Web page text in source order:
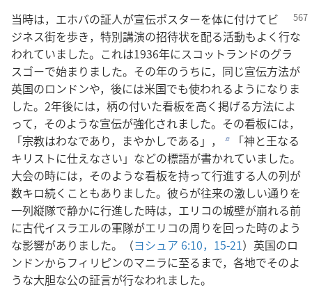
当時は，エホバの証人が宣伝ポスターを体に付けてビ
ジネス街を歩き，特別講演の招待状を配る活動もよく行な
われていました。これは1936年にスコットランドのグラ
スゴーで始まりました。その年のうちに，同じ宣伝方法が
英国のロンドンや，後には米国でも使われるようになりま
した。2年後には，柄の付いた看板を高く掲げる方法によ
って，そのような宣伝が強化されました。その看板には，
「宗教はわなであり，まやかしである」，
b
「神と王なる
キリストに仕えなさい」などの標語が書かれていました。
大会の時には，そのような看板を持って行進する人の列が
数キロ続くこともありました。彼らが往来の激しい通りを
一列縦隊で静かに行進した時は，エリコの城壁が崩れる前
に古代イスラエルの軍隊がエリコの周りを回った時のよう
な影響がありました。（ヨシュア 6:10， 15-21）英国のロ
ンドンからフィリピンのマニラに至るまで，各地でそのよ
うな大胆な公の証言が行なわれました。